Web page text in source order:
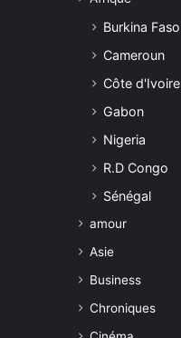
Burkina Faso
Cameroun
Côte d'Ivoire
Gabon
Nigeria
R.D Congo
Sénégal
amour
Asie
Business
Chroniques